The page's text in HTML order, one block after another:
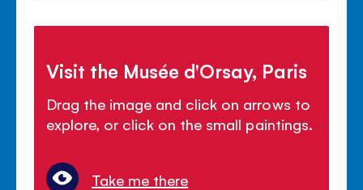
Visit the Musée d'Orsay, Paris
Drag the image and click on arrows to
explore, or click on the small paintings.
Take me there